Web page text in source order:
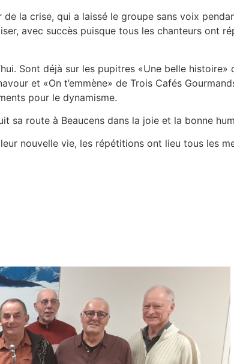
la crise, qui a laissé le groupe sans voix
avec succès puisque tous les chanteurs ont
Sont déjà sur les pupitres «Une belle histoire»
et «On t’emmène» de Trois Cafés
pour le dynamisme.
sa route à Beaucens dans la joie et la bonne
nouvelle vie, les répétitions ont lieu tous les